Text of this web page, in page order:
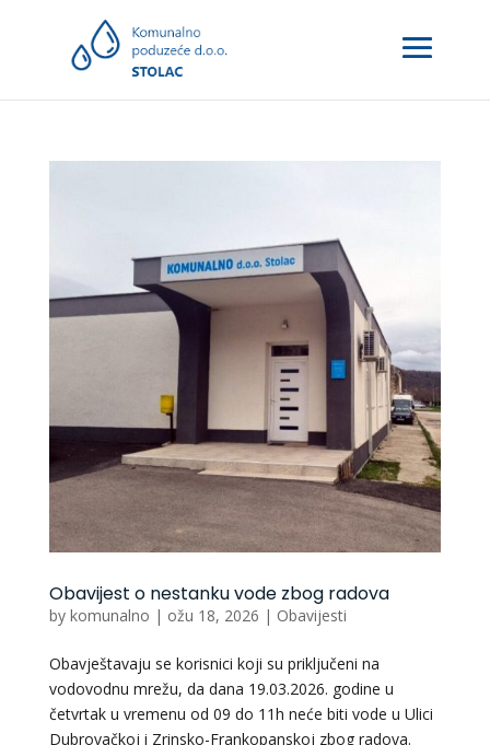
Obavijest o nestanku vode zbog radova
by komunalno | ožu 18, 2026 | Obavijesti
Obavještavaju se korisnici koji su priključeni na
vodovodnu mrežu, da dana 19.03.2026. godine u
četvrtak u vremenu od 09 do 11h neće biti vode u Ulici
Dubrovačkoj i Zrinsko-Frankopanskoj zbog radova.